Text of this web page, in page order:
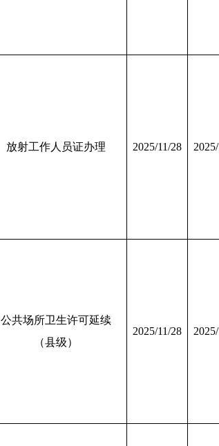
放射工作人员证办理 2025/11/28
公共场所卫生许可延续
（县级）
2025/11/28